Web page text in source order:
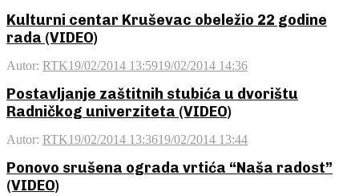
Kulturni centar Kruševac obeležio 22 godine
rada (VIDEO)
Autor: RTK19/02/2014 13:5919/02/2014 14:36
Postavljanje zaštitnih stubića u dvorištu
Radničkog univerziteta (VIDEO)
Autor: RTK19/02/2014 13:3619/02/2014 13:44
Ponovo srušena ograda vrtića “Naša radost”
(VIDEO)